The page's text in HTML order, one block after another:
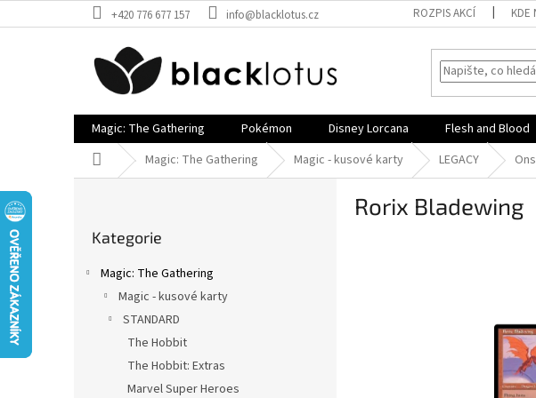
na
+420 776 677 157 info@blacklotus.cz ROZPIS AKCÍ KDE
Magic: The Gathering Pokémon Disney Lorcana Flesh and Blood
Domů Magic: The Gathering Magic - kusové karty LEGACY
kategorie
Kategorie
Magic: The Gathering
Magic - kusové karty
STANDARD
The Hobbit
The Hobbit: Extras
Marvel Super Heroes
Rorix Bladewing